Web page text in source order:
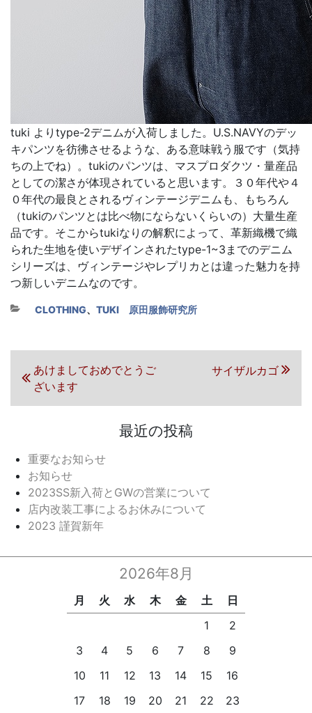
tuki よりtype-2デニムが入荷しました。U.S.NAVYのデッ
キパンツを彷彿させるような、ある意味戦う服です（気持
ちの上でね）。tukiのパンツは、マスプロダクツ・量産品
としての潔さが体現されていると思います。３０年代や４
０年代の最良とされるヴィンテージデニムも、もちろん
（tukiのパンツとは比べ物にならないくらいの）大量生産
品です。そこからtukiなりの解釈によって、革新織機で織
られた生地を使いデザインされたtype-1~3までのデニム
シリーズは、ヴィンテージやレプリカとは違った魅力を持
つ新しいデニムなのです。
カテゴリー
CLOTHING、 TUKI 原田服飾研究所
投稿ナビゲーション
前の投稿
あけましておめでとうご
ざいます
サイザルカゴ
最近の投稿
重要なお知らせ
お知らせ
2023SS新入荷とGWの営業について
店内改装工事によるお休みについて
2023 謹賀新年
2026年8月
月 火 水 木 金 土
日
1
2
3
4 5 6 7 8
9
10
11 12 13 14 15
16
17
18 19 20 21 22
23